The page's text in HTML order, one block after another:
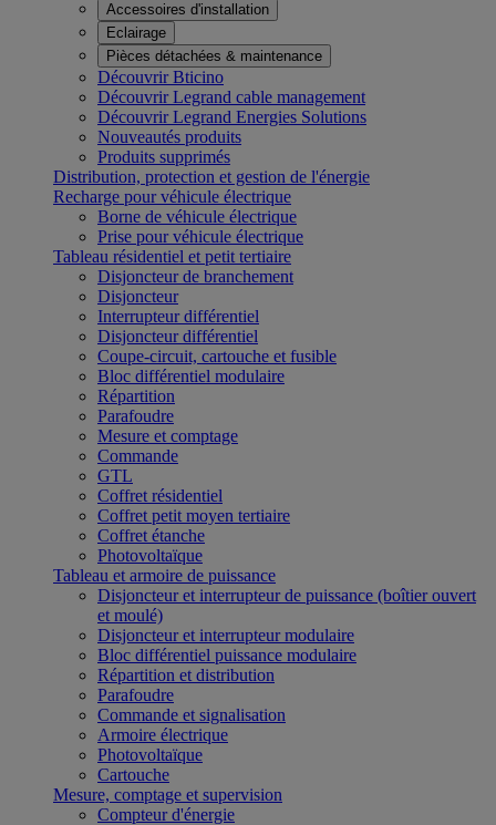
Accessoires d'installation
Eclairage
Pièces détachées & maintenance
Découvrir Bticino
Découvrir Legrand cable management
Découvrir Legrand Energies Solutions
Nouveautés produits
Produits supprimés
Distribution, protection et gestion de l'énergie
Recharge pour véhicule électrique
Borne de véhicule électrique
Prise pour véhicule électrique
Tableau résidentiel et petit tertiaire
Disjoncteur de branchement
Disjoncteur
Interrupteur différentiel
Disjoncteur différentiel
Coupe-circuit, cartouche et fusible
Bloc différentiel modulaire
Répartition
Parafoudre
Mesure et comptage
Commande
GTL
Coffret résidentiel
Coffret petit moyen tertiaire
Coffret étanche
Photovoltaïque
Tableau et armoire de puissance
Disjoncteur et interrupteur de puissance (boîtier ouvert
et moulé)
Disjoncteur et interrupteur modulaire
Bloc différentiel puissance modulaire
Répartition et distribution
Parafoudre
Commande et signalisation
Armoire électrique
Photovoltaïque
Cartouche
Mesure, comptage et supervision
Compteur d'énergie